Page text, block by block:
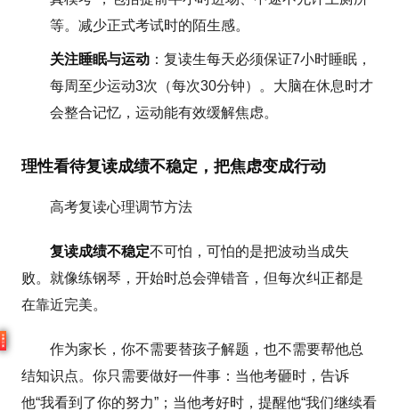
等。减少正式考试时的陌生感。
关注睡眠与运动 ：复读生每天必须保证7小时睡眠，
每周至少运动3次（每次30分钟）。大脑在休息时才
会整合记忆，运动能有效缓解焦虑。
理性看待复读成绩不稳定，把焦虑变成行动
高考复读心理调节方法
复读成绩不稳定不可怕，可怕的是把波动当成失
败。就像练钢琴，开始时总会弹错音，但每次纠正都是
在靠近完美。
作为家长，你不需要替孩子解题，也不需要帮他总
结知识点。你只需要做好一件事：当他考砸时，告诉
他“我看到了你的努力”；当他考好时，提醒他“我们继续看
学
费
计
算